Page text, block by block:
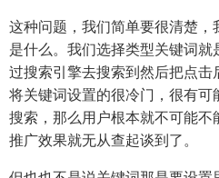
这种问题，我们简单要很清楚
是什么。我们选择类型关键词
过搜索引擎去搜索到然后把点
将关键词设置的很冷门，很有
搜索，那么用户根本就不可能
推广效果就无从查起谈到了。